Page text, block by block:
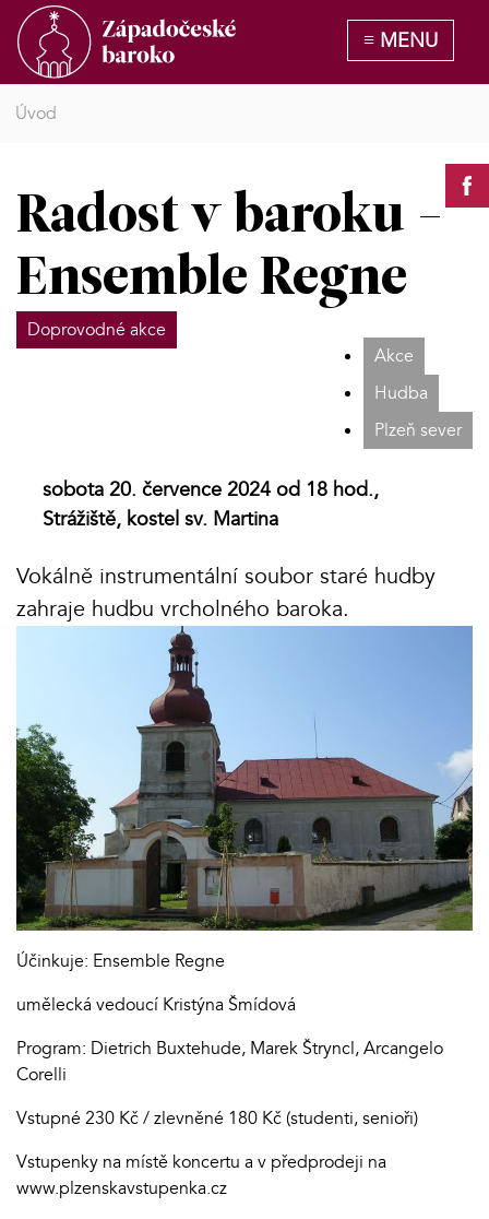
Úvod
Radost v baroku -
Ensemble Regne
Doprovodné akce
Akce
Hudba
Plzeň sever
sobota 20. července 2024 od 18 hod.,
Strážiště, kostel sv. Martina
Vokálně instrumentální soubor staré hudby
zahraje hudbu vrcholného baroka.
Účinkuje: Ensemble Regne
umělecká vedoucí Kristýna Šmídová
Program: Dietrich Buxtehude, Marek Štryncl, Arcangelo
Corelli
Vstupné 230 Kč / zlevněné 180 Kč (studenti, senioři)
Vstupenky na místě koncertu a v předprodeji na
www.plzenskavstupenka.cz